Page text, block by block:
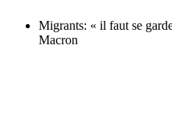
Migrants: « il faut se
Macron